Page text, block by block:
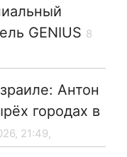
GENIUS 8
Антон
городах в
21:49,